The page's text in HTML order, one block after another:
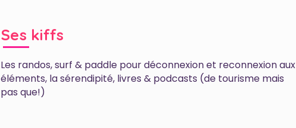
Les randos, surf & paddle pour déconnexion et reconnexion aux
éléments, la sérendipité, livres & podcasts (de tourisme mais
pas que!)
Ses kiffs